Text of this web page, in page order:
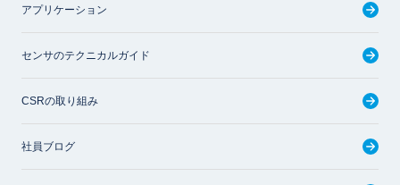
アプリケーション
センサのテクニカルガイド
CSRの取り組み
社員ブログ